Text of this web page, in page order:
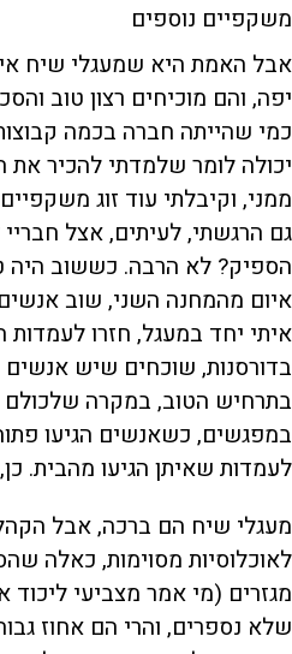
משקפיים נוספים
אבל האמת היא שמעגלי שיח
יפה, והם מוכיחים רצון טוב
כמי שהייתה חברה בכמה
יכולה לומר שלמדתי להכיר
ממני, וקיבלתי עוד זוג
גם הרגשתי, לעיתים, אצל
הספיק? לא הרבה. כששוב היה
איום מהמחנה השני, שוב
איתי יחד במעגל, חזרו לעמדות
בדורסנות, שוכחים שיש
בתרחיש הטוב, במקרה
במפגשים, כשאנשים הגיעו
לעמדות שאיתן הגיעו מהבית.
מעגלי שיח הם ברכה, אבל
לאוכלוסיות מסוימות, כאלה
מגזרים (מי אמר מצביעי
שלא נספרים, והרי הם אחוז